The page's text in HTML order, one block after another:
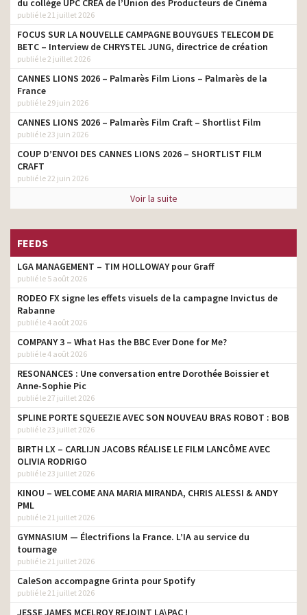
Danone – L’infirmière –
Prenons soin de ceux
qu’on aime
producteur son
fille Paloma
producteur son
Nouvelle Citroën ë-C4 –
E. Leclerc Feat JBL – Peu
cher – À prix Leclerc
Norauto – Des gestes
pour demain
E. Leclerc – Vitrines – Tout
existe à prix E.Leclerc
Sephora – Noël 2023 –
Révélez votre étincelle
producteur son
de Rugby 2023 – La
passion ça se partage
producteur son
SG – Les Idées
producteur son
Leroy Merlin – On peut
tout construire ensemble,
même l’avenir
producteur son
m² de liberté – Taxi Driver producteur son
anti-inflation
producteur son
Decathlon – Faire bouger
le sport
E. Leclerc – Qui est le
moins cher- Le prénom
Face aux violences – Ne
rien laisser passer
E.Leclerc – Qui est le
moins cher – Album –
du collège UPC CRÉA de l’Union des Producteurs de Cinéma
publié le 21 juillet 2026
FOCUS SUR LA NOUVELLE CAMPAGNE BOUYGUES TELECOM DE
BETC – Interview de CHRYSTEL JUNG, directrice de création
publié le 2 juillet 2026
CANNES LIONS 2026 – Palmarès Film Lions – Palmarès de la
France
publié le 29 juin 2026
CANNES LIONS 2026 – Palmarès Film Craft – Shortlist Film
publié le 23 juin 2026
COUP D’ENVOI DES CANNES LIONS 2026 – SHORTLIST FILM
CRAFT
publié le 22 juin 2026
Voir la suite
FEEDS
LGA MANAGEMENT – TIM HOLLOWAY pour Graff
publié le 5 août 2026
RODEO FX signe les effets visuels de la campagne Invictus de
Rabanne
publié le 4 août 2026
COMPANY 3 – What Has the BBC Ever Done for Me?
publié le 4 août 2026
RESONANCES : Une conversation entre Dorothée Boissier et
Anne-Sophie Pic
publié le 27 juillet 2026
SPLINE PORTE SQUEEZIE AVEC SON NOUVEAU BRAS ROBOT : BOB
publié le 23 juillet 2026
BIRTH LX – CARLIJN JACOBS RÉALISE LE FILM LANCÔME AVEC
OLIVIA RODRIGO
publié le 23 juillet 2026
KINOU – WELCOME ANA MARIA MIRANDA, CHRIS ALESSI & ANDY
PML
publié le 21 juillet 2026
GYMNASIUM — Électrifions la France. L’IA au service du
tournage
publié le 21 juillet 2026
CaleSon accompagne Grinta pour Spotify
publié le 21 juillet 2026
JESSE JAMES MCELROY REJOINT LA\PAC !